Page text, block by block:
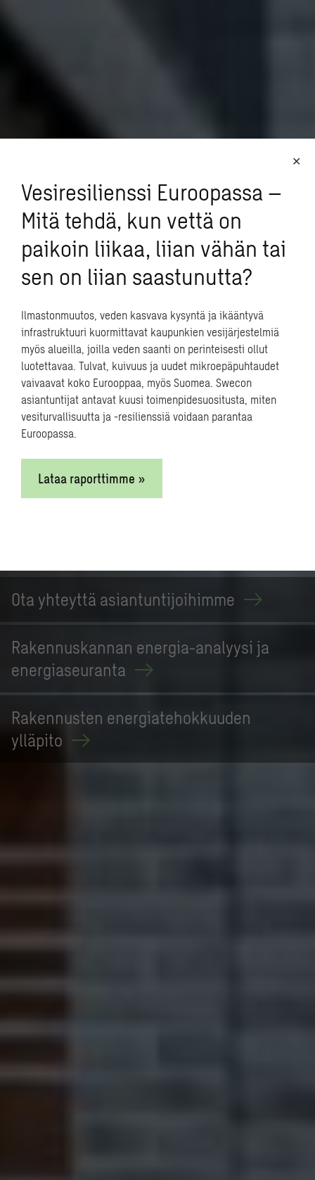
Ota yhteyttä asiantuntijoihimme
Rakennuskannan energia-analyysi ja
energiaseuranta
Rakennusten energiatehokkuuden
ylläpito
Vesiresilienssi Euroopassa –
Mitä tehdä, kun vettä on
paikoin liikaa, liian vähän tai
sen on liian saastunutta?
Ilmastonmuutos, veden kasvava kysyntä ja ikääntyvä
infrastruktuuri kuormittavat kaupunkien vesijärjestelmiä
myös alueilla, joilla veden saanti on perinteisesti ollut
luotettavaa. Tulvat, kuivuus ja uudet mikroepäpuhtaudet
vaivaavat koko Eurooppaa, myös Suomea. Swecon
asiantuntijat antavat kuusi toimenpidesuositusta, miten
vesiturvallisuutta ja -resilienssiä voidaan parantaa
Euroopassa.
Lataa raporttimme »